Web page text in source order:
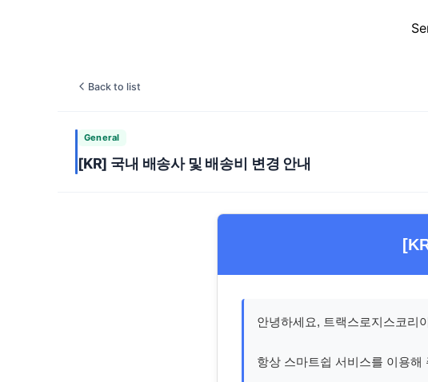
Back to list
General
[KR] 국내 배송사 및 배송비 변경 안내
안녕하세요, 트랙스로지스코리
항상 스마트쉽 서비스를 이용